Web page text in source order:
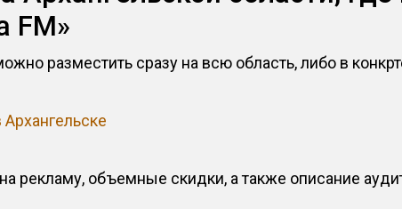
FM»
разместить сразу на всю область, либо в
рекламу, объемные скидки, а также описание